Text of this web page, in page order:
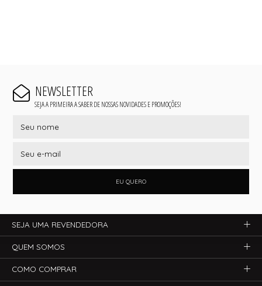
NEWSLETTER
SEJA A PRIMEIRA A SABER DE NOSSAS NOVIDADES E PROMOÇÕES!
EU QUERO
SEJA UMA REVENDEDORA
QUEM SOMOS
COMO COMPRAR